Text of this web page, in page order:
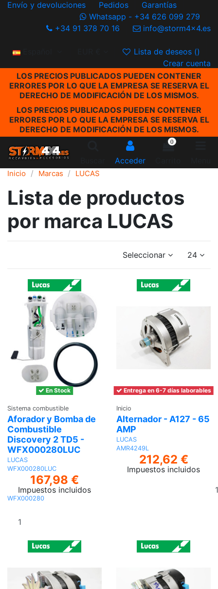
Envío y devoluciones Pedidos
Garantías
Whatsapp - +34 626 099 279
+34 91 378 70 16
info@storm4x4.es
Español Lista de deseos ()
Crear cuenta
LOS PRECIOS PUBLICADOS PUEDEN CONTENER
ERRORES POR LO QUE LA EMPRESA SE RESERVA EL
DERECHO DE MODIFICACIÓN DE LOS MISMOS.
LOS PRECIOS PUBLICADOS PUEDEN CONTENER
ERRORES POR LO QUE LA EMPRESA SE RESERVA EL
DERECHO DE MODIFICACIÓN DE LOS MISMOS.
Acceder
0
Inicio Marcas LUCAS
Lista de productos
por marca LUCAS
Seleccionar 24
En Stock
Sistema combustible
Aforador y Bomba de
Combustible
Discovery 2 TD5 -
WFX000280LUC
LUCAS
WFX000280LUC
167,98 €
Impuestos incluidos
WFX000280
Entrega en 6-7 días laborables
Inicio
Alternador - A127 - 65
AMP
LUCAS
AMR4249L
212,62 €
Impuestos incluidos